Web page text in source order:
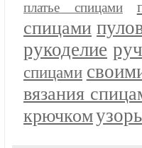
платье спицами
спицами
рукоделие
спицами
вязания
крючком